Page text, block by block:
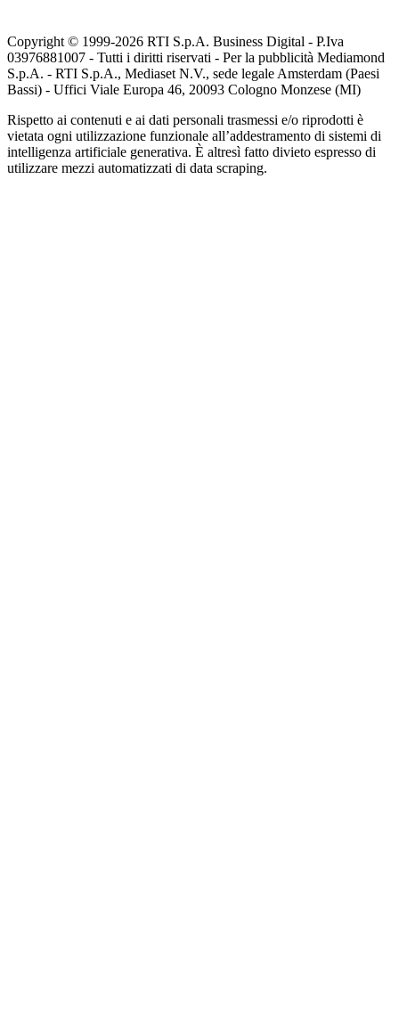
Copyright © 1999-2026 RTI S.p.A. Business Digital - P.Iva
03976881007 - Tutti i diritti riservati - Per la pubblicità Mediamond
S.p.A. - RTI S.p.A., Mediaset N.V., sede legale Amsterdam (Paesi
Bassi) - Uffici Viale Europa 46, 20093 Cologno Monzese (MI)
Rispetto ai contenuti e ai dati personali trasmessi e/o riprodotti è
vietata ogni utilizzazione funzionale all’addestramento di sistemi di
intelligenza artificiale generativa. È altresì fatto divieto espresso di
utilizzare mezzi automatizzati di data scraping.